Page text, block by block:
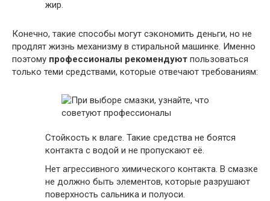
жир.
Конечно, такие способы могут сэкономить деньги, но не
продлят жизнь механизму в стиральной машинке. Именно
поэтому профессионалы рекомендуют пользоваться
только теми средствами, которые отвечают требованиям:
Стойкость к влаге. Такие средства не боятся
контакта с водой и не пропускают её.
Нет агрессивного химического контакта. В смазке
не должно быть элементов, которые разрушают
поверхность сальника и полуоси.